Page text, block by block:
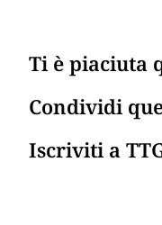
Ti è piaciuta
Condividi
Iscriviti a